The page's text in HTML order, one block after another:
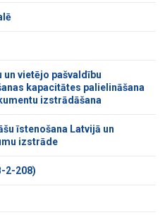
un vietējo pašvaldību
kapacitātes palielināšana
izstrādāšana
īstenošana Latvijā un
izstrāde
2-208)